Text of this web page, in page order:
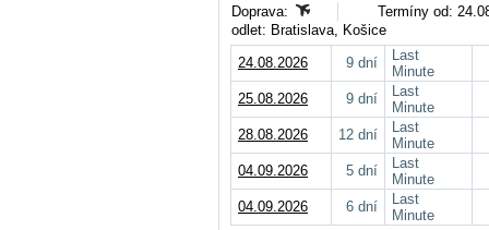
Doprava:
Termíny od:
odlet: Bratislava, Košice
24.08.2026
9 dní
Last
Minute
25.08.2026
9 dní
Last
Minute
28.08.2026
12 dní
Last
Minute
04.09.2026
5 dní
Last
Minute
04.09.2026
6 dní
Last
Minute